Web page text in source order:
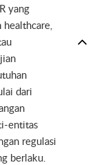
yang
dari
entitas
regulasi
berlaku.